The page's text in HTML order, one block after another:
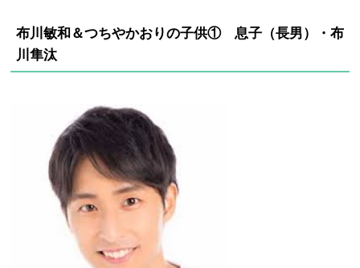
布川敏和＆つちやかおりの子供① 息子（長男）・布
川隼汰